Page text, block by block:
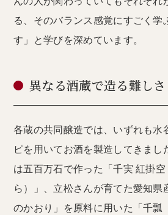
る、そのバランス感覚にすごく学
す」と学びを深めています。
異なる酒蔵で造る難しさ
各蔵の共同醸造では、いずれも水
ピを用いてお酒を製造してきまし
は五百万石で作った「千実 紅掛
ら）」、立松さんが育てた愛知県
のかおり」を原料に用いた「千瓢